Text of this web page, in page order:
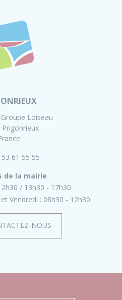
Loiseau
Prigonrieux
53 61 55 55
de la mairie
13h30 - 17h30
Vendredi : 08h30 - 12h30
NOUS